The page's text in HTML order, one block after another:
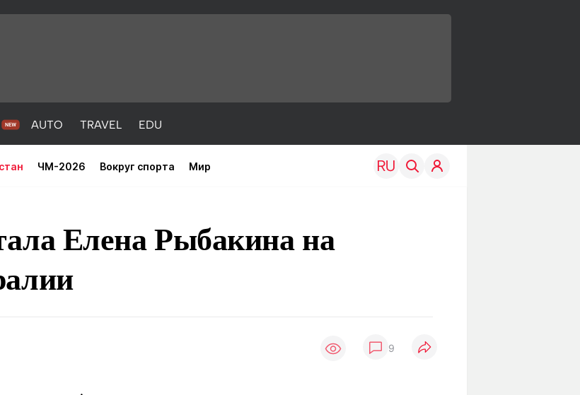
AUTO TRAVEL EDU
ЧМ-2026 Вокруг спорта Мир
Путевые
Учебные
Елена Рыбакина на
9